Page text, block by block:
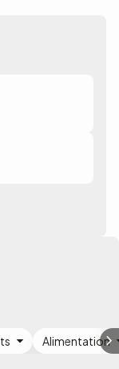
Alimentation